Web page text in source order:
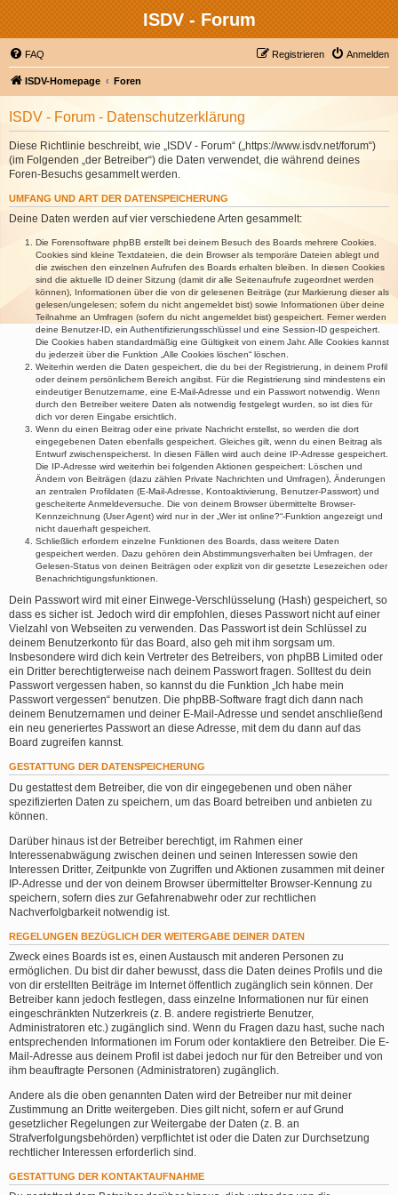
ISDV - Forum
FAQ Anmelden
Registrieren
ISDV-Homepage Foren
ISDV - Forum - Datenschutzerklärung
Diese Richtlinie beschreibt, wie „ISDV - Forum“ („https://www.isdv.net/forum“)
(im Folgenden „der Betreiber“) die Daten verwendet, die während deines
Foren-Besuchs gesammelt werden.
UMFANG UND ART DER DATENSPEICHERUNG
Deine Daten werden auf vier verschiedene Arten gesammelt:
Die Forensoftware phpBB erstellt bei deinem Besuch des Boards mehrere Cookies.
Cookies sind kleine Textdateien, die dein Browser als temporäre Dateien ablegt und
die zwischen den einzelnen Aufrufen des Boards erhalten bleiben. In diesen Cookies
sind die aktuelle ID deiner Sitzung (damit dir alle Seitenaufrufe zugeordnet werden
können), Informationen über die von dir gelesenen Beiträge (zur Markierung dieser als
gelesen/ungelesen; sofern du nicht angemeldet bist) sowie Informationen über deine
Teilnahme an Umfragen (sofern du nicht angemeldet bist) gespeichert. Ferner werden
deine Benutzer-ID, ein Authentifizierungsschlüssel und eine Session-ID gespeichert.
Die Cookies haben standardmäßig eine Gültigkeit von einem Jahr. Alle Cookies kannst
du jederzeit über die Funktion „Alle Cookies löschen“ löschen.
Weiterhin werden die Daten gespeichert, die du bei der Registrierung, in deinem Profil
oder deinem persönlichem Bereich angibst. Für die Registrierung sind mindestens ein
eindeutiger Benutzername, eine E-Mail-Adresse und ein Passwort notwendig. Wenn
durch den Betreiber weitere Daten als notwendig festgelegt wurden, so ist dies für
dich vor deren Eingabe ersichtlich.
Wenn du einen Beitrag oder eine private Nachricht erstellst, so werden die dort
eingegebenen Daten ebenfalls gespeichert. Gleiches gilt, wenn du einen Beitrag als
Entwurf zwischenspeicherst. In diesen Fällen wird auch deine IP-Adresse gespeichert.
Die IP-Adresse wird weiterhin bei folgenden Aktionen gespeichert: Löschen und
Ändern von Beiträgen (dazu zählen Private Nachrichten und Umfragen), Änderungen
an zentralen Profildaten (E-Mail-Adresse, Kontoaktivierung, Benutzer-Passwort) und
gescheiterte Anmeldeversuche. Die von deinem Browser übermittelte Browser-
Kennzeichnung (User Agent) wird nur in der „Wer ist online?“-Funktion angezeigt und
nicht dauerhaft gespeichert.
Schließlich erfordern einzelne Funktionen des Boards, dass weitere Daten
gespeichert werden. Dazu gehören dein Abstimmungsverhalten bei Umfragen, der
Gelesen-Status von deinen Beiträgen oder explizit von dir gesetzte Lesezeichen oder
Benachrichtigungsfunktionen.
Dein Passwort wird mit einer Einwege-Verschlüsselung (Hash) gespeichert, so
dass es sicher ist. Jedoch wird dir empfohlen, dieses Passwort nicht auf einer
Vielzahl von Webseiten zu verwenden. Das Passwort ist dein Schlüssel zu
deinem Benutzerkonto für das Board, also geh mit ihm sorgsam um.
Insbesondere wird dich kein Vertreter des Betreibers, von phpBB Limited oder
ein Dritter berechtigterweise nach deinem Passwort fragen. Solltest du dein
Passwort vergessen haben, so kannst du die Funktion „Ich habe mein
Passwort vergessen“ benutzen. Die phpBB-Software fragt dich dann nach
deinem Benutzernamen und deiner E-Mail-Adresse und sendet anschließend
ein neu generiertes Passwort an diese Adresse, mit dem du dann auf das
Board zugreifen kannst.
GESTATTUNG DER DATENSPEICHERUNG
Du gestattest dem Betreiber, die von dir eingegebenen und oben näher
spezifizierten Daten zu speichern, um das Board betreiben und anbieten zu
können.
Darüber hinaus ist der Betreiber berechtigt, im Rahmen einer
Interessenabwägung zwischen deinen und seinen Interessen sowie den
Interessen Dritter, Zeitpunkte von Zugriffen und Aktionen zusammen mit deiner
IP-Adresse und der von deinem Browser übermittelter Browser-Kennung zu
speichern, sofern dies zur Gefahrenabwehr oder zur rechtlichen
Nachverfolgbarkeit notwendig ist.
REGELUNGEN BEZÜGLICH DER WEITERGABE DEINER DATEN
Zweck eines Boards ist es, einen Austausch mit anderen Personen zu
ermöglichen. Du bist dir daher bewusst, dass die Daten deines Profils und die
von dir erstellten Beiträge im Internet öffentlich zugänglich sein können. Der
Betreiber kann jedoch festlegen, dass einzelne Informationen nur für einen
eingeschränkten Nutzerkreis (z. B. andere registrierte Benutzer,
Administratoren etc.) zugänglich sind. Wenn du Fragen dazu hast, suche nach
entsprechenden Informationen im Forum oder kontaktiere den Betreiber. Die E-
Mail-Adresse aus deinem Profil ist dabei jedoch nur für den Betreiber und von
ihm beauftragte Personen (Administratoren) zugänglich.
Andere als die oben genannten Daten wird der Betreiber nur mit deiner
Zustimmung an Dritte weitergeben. Dies gilt nicht, sofern er auf Grund
gesetzlicher Regelungen zur Weitergabe der Daten (z. B. an
Strafverfolgungsbehörden) verpflichtet ist oder die Daten zur Durchsetzung
rechtlicher Interessen erforderlich sind.
GESTATTUNG DER KONTAKTAUFNAHME